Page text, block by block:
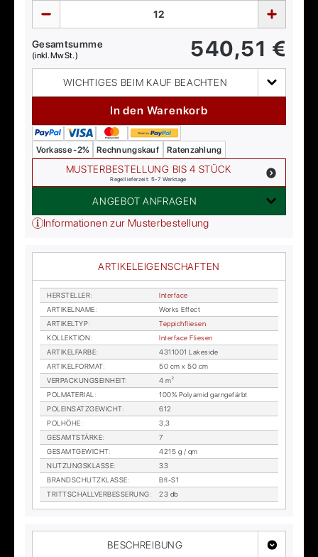
Gesamtsumme
(inkl. MwSt.) 540,51 €
WICHTIGES BEIM KAUF BEACHTEN
In den Warenkorb
Vorkasse -2% Rechnungskauf Ratenzahlung
MUSTERBESTELLUNG BIS 4 STÜCK
Regellieferzeit: 5-7 Werktage
ANGEBOT ANFRAGEN
Informationen zur Musterbestellung
ARTIKELEIGENSCHAFTEN
HER­STEL­LER:
In­ter­face
AR­TI­KEL­NA­ME:
Works Ef­fect
AR­TI­KEL­TYP:
Tep­pich­flie­sen
KOL­LEK­TI­ON:
In­ter­face Flie­sen
AR­TI­KEL­FAR­BE:
4311001 Lakesi­de
AR­TI­KEL­FOR­MAT:
50 cm x 50 cm
VER­PA­CKUNGS­EIN­HEIT:
4 m²
POL­MA­TE­RI­AL:
100% Po­ly­amid garn­ge­färbt
POL­EIN­SATZ­GE­WICHT:
612
POL­HÖ­HE:
3,3
GE­SAMT­STÄR­KE:
7
GE­SAMT­GE­WICHT:
4215 g / qm
NUT­ZUNGS­KLAS­SE:
33
BRAND­SCHUTZ­KLAS­SE:
Bfl-S1
TRITT­SCHALL­VER­BES­SE­RUNG: 23 db
BESCHREIBUNG